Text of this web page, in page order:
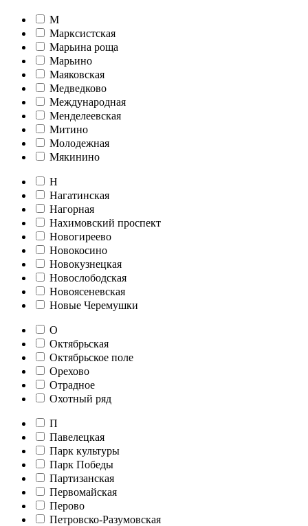
М
Марксистская
Марьина роща
Марьино
Маяковская
Медведково
Международная
Менделеевская
Митино
Молодежная
Мякинино
Н
Нагатинская
Нагорная
Нахимовский проспект
Новогиреево
Новокосино
Новокузнецкая
Новослободская
Новоясеневская
Новые Черемушки
О
Октябрьская
Октябрьское поле
Орехово
Отрадное
Охотный ряд
П
Павелецкая
Парк культуры
Парк Победы
Партизанская
Первомайская
Перово
Петровско-Разумовская